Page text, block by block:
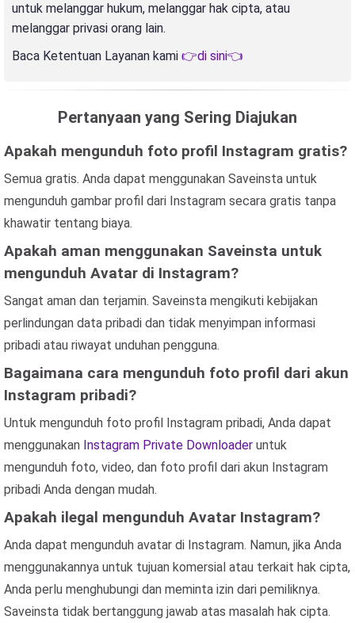
untuk melanggar hukum, melanggar hak cipta, atau
melanggar privasi orang lain.
Baca Ketentuan Layanan kami 👉di sini👈
Pertanyaan yang Sering Diajukan
Apakah mengunduh foto profil Instagram gratis?
Semua gratis. Anda dapat menggunakan Saveinsta untuk
mengunduh gambar profil dari Instagram secara gratis tanpa
khawatir tentang biaya.
Apakah aman menggunakan Saveinsta untuk
mengunduh Avatar di Instagram?
Sangat aman dan terjamin. Saveinsta mengikuti kebijakan
perlindungan data pribadi dan tidak menyimpan informasi
pribadi atau riwayat unduhan pengguna.
Bagaimana cara mengunduh foto profil dari akun
Instagram pribadi?
Untuk mengunduh foto profil Instagram pribadi, Anda dapat
menggunakan Instagram Private Downloader untuk
mengunduh foto, video, dan foto profil dari akun Instagram
pribadi Anda dengan mudah.
Apakah ilegal mengunduh Avatar Instagram?
Anda dapat mengunduh avatar di Instagram. Namun, jika Anda
menggunakannya untuk tujuan komersial atau terkait hak cipta,
Anda perlu menghubungi dan meminta izin dari pemiliknya.
Saveinsta tidak bertanggung jawab atas masalah hak cipta.